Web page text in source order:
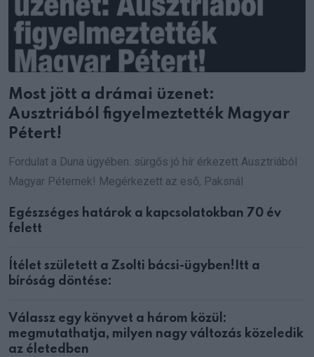
Most jött a drámai üzenet:
Ausztriából figyelmeztették Magyar
Pétert!
Fordulat a Duna ügyében: sürgős jó hír érkezett Ausztriából
Magyar Péternek! Megérkezett az eső, Paksnál
Egészséges határok a kapcsolatokban 70 év
felett
Ítélet született a Zsolti bácsi-ügyben!Itt a
bíróság döntése:
Válassz egy könyvet a három közül:
megmutathatja, milyen nagy változás közeledik
az életedben